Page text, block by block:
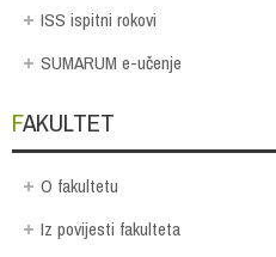
ISS ispitni rokovi
SUMARUM e-učenje
FAKULTET
O fakultetu
Iz povijesti fakulteta